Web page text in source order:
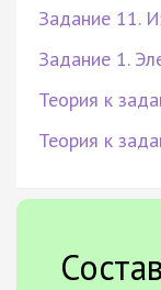
Задание 11.
Задание 1.
Теория к
Теория к